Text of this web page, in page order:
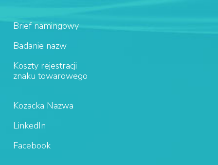
Brief namingowy
Badanie nazw
Koszty rejestracji
znaku towarowego
Kozacka Nazwa
LinkedIn
Facebook